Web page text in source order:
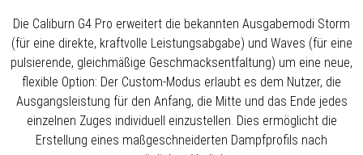
Die Caliburn G4 Pro erweitert die bekannten Ausgabemodi Storm
(für eine direkte, kraftvolle Leistungsabgabe) und Waves (für eine
pulsierende, gleichmäßige Geschmacksentfaltung) um eine neue,
flexible Option: Der Custom-Modus erlaubt es dem Nutzer, die
Ausgangsleistung für den Anfang, die Mitte und das Ende jedes
einzelnen Zuges individuell einzustellen. Dies ermöglicht die
Erstellung eines maßgeschneiderten Dampfprofils nach